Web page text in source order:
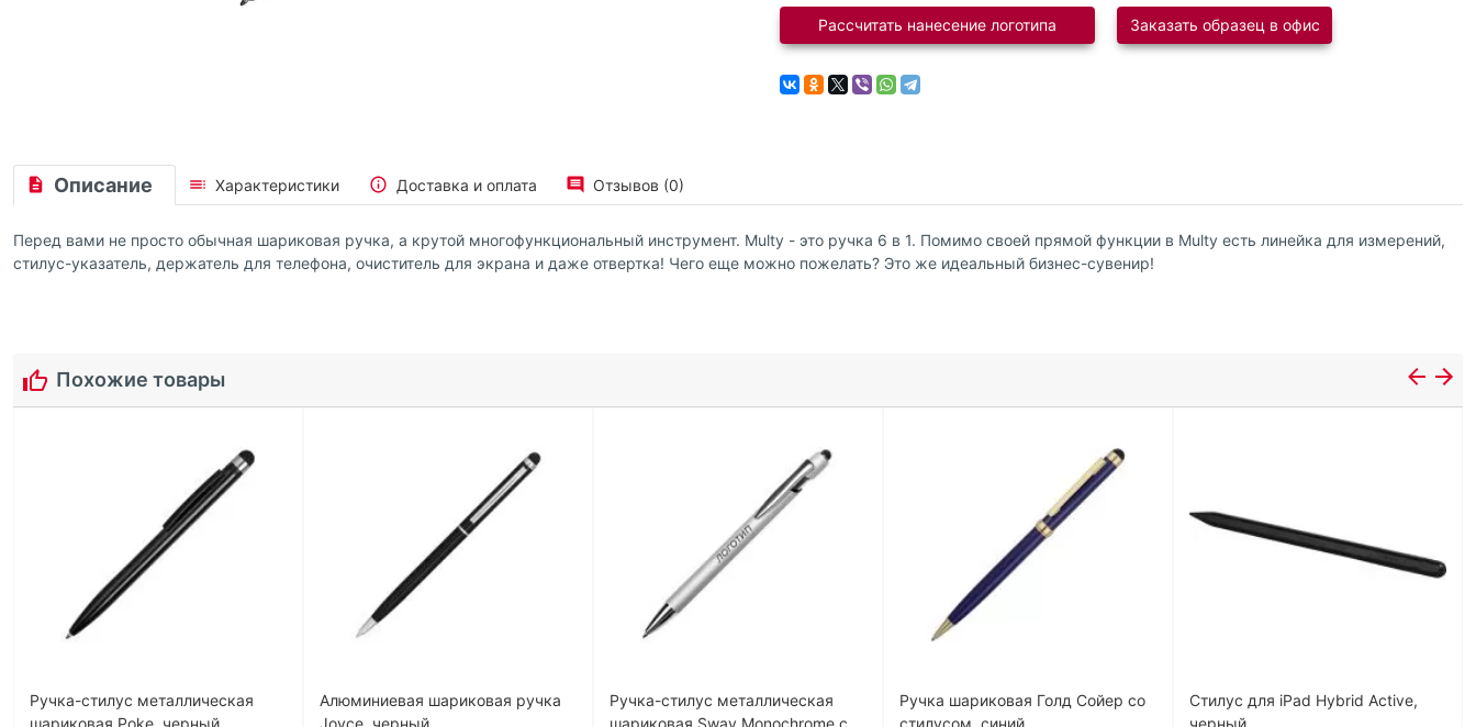
Рассчитать нанесение логотипа Заказать образец в офис
Описание Характеристики Доставка и оплата Отзывов (0)
Перед вами не просто обычная шариковая ручка, а крутой многофункциональный инструмент. Multy - это ручка 6 в 1. Помимо своей прямой функции в Multy есть линейка для измерений,
стилус-указатель, держатель для телефона, очиститель для экрана и даже отвертка! Чего еще можно пожелать? Это же идеальный бизнес-сувенир!
Похожие товары
Ручка-стилус металлическая
шариковая Poke, черный
Алюминиевая шариковая ручка
Joyce, черный
Ручка-стилус металлическая
шариковая Sway Monochrome с
Ручка шариковая Голд Сойер со
стилусом, синий
Стилус для iPad Hybrid Active,
черный